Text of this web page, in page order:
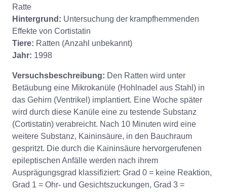
Ratte
Hintergrund: Untersuchung der krampfhemmenden
Effekte von Cortistatin
Tiere: Ratten (Anzahl unbekannt)
Jahr: 1998
Versuchsbeschreibung: Den Ratten wird unter
Betäubung eine Mikrokanüle (Hohlnadel aus Stahl) in
das Gehirn (Ventrikel) implantiert. Eine Woche später
wird durch diese Kanüle eine zu testende Substanz
(Cortistatin) verabreicht. Nach 10 Minuten wird eine
weitere Substanz, Kaininsäure, in den Bauchraum
gespritzt. Die durch die Kaininsäure hervorgerufenen
epileptischen Anfälle werden nach ihrem
Ausprägungsgrad klassifiziert: Grad 0 = keine Reaktion,
Grad 1 = Ohr- und Gesichtszuckungen, Grad 3 =